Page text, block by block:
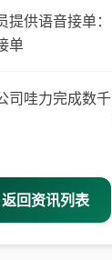
供语音接单：
单
司哇力完成数千
返回资讯列表